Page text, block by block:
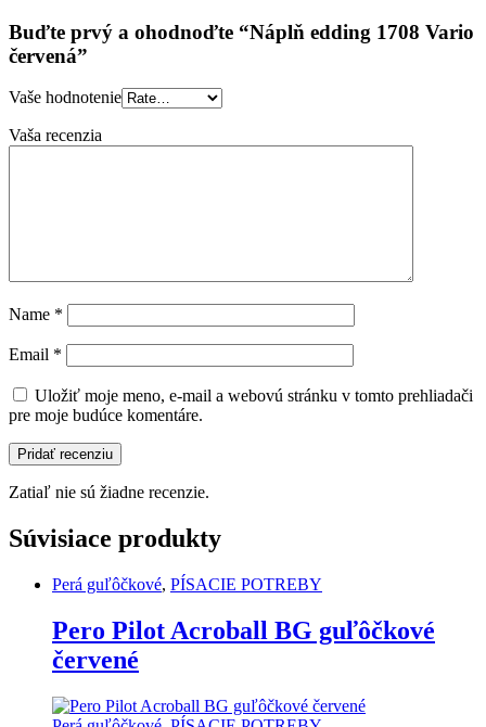
Buďte prvý a ohodnoďte “Náplň edding 1708 Vario
červená”
Vaše hodnotenie
Vaša recenzia
Name *
Email *
Uložiť moje meno, e-mail a webovú stránku v tomto prehliadači
pre moje budúce komentáre.
Zatiaľ nie sú žiadne recenzie.
Súvisiace produkty
Perá guľôčkové, PÍSACIE POTREBY
Pero Pilot Acroball BG guľôčkové
červené